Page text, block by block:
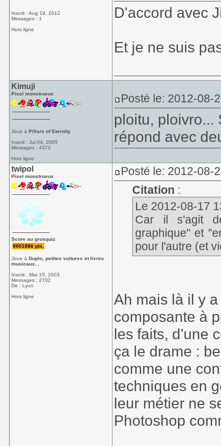
Inscrit : Aug 19, 2012
Messages : 1
Hors ligne
D'accord avec
Et je ne suis
Kimuji
Pixel monstrueux
Joue àPillars of Eternity
Inscrit : Jul 04, 2005
Messages : 4372
Hors ligne
Posté le: 2012-08-
ploitu, ploivro...
répond avec
twipol
Pixel monstrueux
Score au grosquiz
0001886 pts.
Joue àDuplo, petites voitures et livres
musicaux...
Inscrit : Mar 15, 2003
Messages : 2702
De : Lyon
Hors ligne
Posté le: 2012-08-
Citation :
Le 2012-08-17
Car il s'agit
graphique" et
pour l'autre (et
Ah mais là il y
composante à
les faits, d'une
ça le drame :
comme une
techniques en
leur métier ne
Photoshop